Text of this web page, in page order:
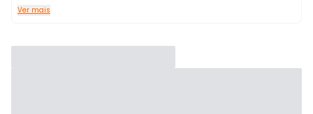
Ver mais